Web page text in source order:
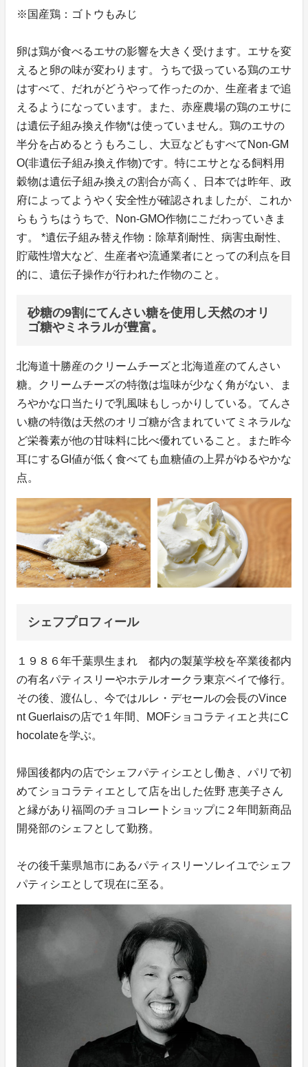
※国産鶏：ゴトウもみじ
卵は鶏が食べるエサの影響を大きく受けます。エサを変
えると卵の味が変わります。うちで扱っている鶏のエサ
はすべて、だれがどうやって作ったのか、生産者まで追
えるようになっています。また、赤座農場の鶏のエサに
は遺伝子組み換え作物*は使っていません。鶏のエサの
半分を占めるとうもろこし、大豆などもすべてNon-GM
O(非遺伝子組み換え作物)です。特にエサとなる飼料用
穀物は遺伝子組み換えの割合が高く、日本では昨年、政
府によってようやく安全性が確認されましたが、これか
らもうちはうちで、Non-GMO作物にこだわっていきま
す。 *遺伝子組み替え作物：除草剤耐性、病害虫耐性、
貯蔵性増大など、生産者や流通業者にとっての利点を目
的に、遺伝子操作が行われた作物のこと。
砂糖の9割にてんさい糖を使用し天然のオリ
ゴ糖やミネラルが豊富。
北海道十勝産のクリームチーズと北海道産のてんさい
糖。クリームチーズの特徴は塩味が少なく角がない、ま
ろやかな口当たりで乳風味もしっかりしている。てんさ
い糖の特徴は天然のオリゴ糖が含まれていてミネラルな
ど栄養素が他の甘味料に比べ優れていること。また昨今
耳にするGI値が低く食べても血糖値の上昇がゆるやかな
点。
シェフプロフィール
１９８６年千葉県生まれ 都内の製菓学校を卒業後都内
の有名パティスリーやホテルオークラ東京ベイで修行。
その後、渡仏し、今ではルレ・デセールの会長のVince
nt Guerlaisの店で１年間、MOFショコラティエと共にC
hocolateを学ぶ。
帰国後都内の店でシェフパティシエとし働き、パリで初
めてショコラティエとして店を出した佐野 恵美子さん
と縁があり福岡のチョコレートショップに２年間新商品
開発部のシェフとして勤務。
その後千葉県旭市にあるパティスリーソレイユでシェフ
パティシエとして現在に至る。